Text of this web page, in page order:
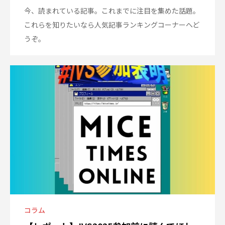
今、読まれている記事。これまでに注目を集めた話題。
これらを知りたいなら人気記事ランキングコーナーへど
うぞ。
コラム